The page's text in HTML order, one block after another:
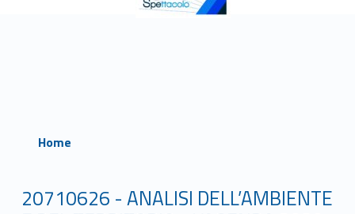
Home
20710626 - ANALISI DELL’AMBIENTE